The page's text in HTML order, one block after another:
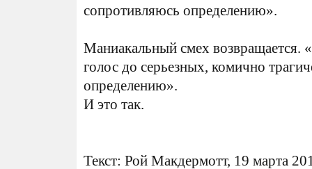
сопротивляюсь определению».
Маниакальный смех возвращается.
голос до серьезных, комично
определению».
И это так.
Текст: Рой Макдермотт, 19 марта